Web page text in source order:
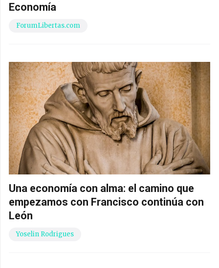
Economía
ForumLibertas.com
Una economía con alma: el camino que
empezamos con Francisco continúa con
León
Yoselin Rodrigues